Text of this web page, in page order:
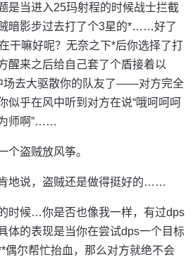
是当进入25玛射程的时候战士拦截
暗影步过去打了个3星的*……好了
干嘛好呢？无奈之下*后你选择了打
醒来之后给自己套了个盾接着以
场去大驱散你的队友了——对方完全
似乎在风中听到对方在说“哦呵呵呵
师啊”……
个盗贼放风筝。
地说，盗贼还是做得挺好的……
时候…你是否也像我一样，有过dps
体的表现是当你在尝试dps一个目标
偶尔帮忙抬血，那么对方就绝不会